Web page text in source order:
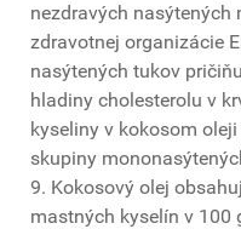
nezdravých
zdravotnej organizácie
nasýtených tukov
hladiny cholesterolu v
kyseliny v kokosom
skupiny
9. Kokosový olej
mastných kyselín v 100